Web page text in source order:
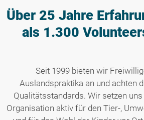
Über 25 Jahre
als 1.300
Seit 1999 bieten wir
Auslandspraktika an und achten
Qualitätsstandards. Wir setzen
Organisation aktiv für den Tier-,